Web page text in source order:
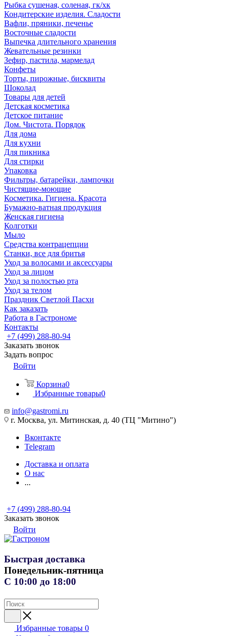
Рыбка сушеная, соленая, гк/хк
Кондитерские изделия. Сладости
Вафли, пряники, печенье
Восточные сладости
Выпечка длительного хранения
Жевательные резинки
Зефир, пастила, мармелад
Конфеты
Торты, пирожные, бисквиты
Шоколад
Товары для детей
Детская косметика
Детское питание
Дом. Чистота. Порядок
Для дома
Для кухни
Для пикника
Для стирки
Упаковка
Фильтры, батарейки, лампочки
Чистящие-моющие
Косметика. Гигиена. Красота
Бумажно-ватная продукция
Женская гигиена
Колготки
Мыло
Средства контрацепции
Станки, все для бритья
Уход за волосами и аксессуары
Уход за лицом
Уход за полостью рта
Уход за телом
Праздник Светлой Пасхи
Как заказать
Работа в Гастрономе
Контакты
+7 (499) 288-80-94
Заказать звонок
Задать вопрос
Войти
Корзина0
Избранные товары0
info@gastromi.ru
г. Москва, ул. Митинская, д. 40 (ТЦ "Митино")
Вконтакте
Telegram
Доставка и оплата
О нас
...
+7 (499) 288-80-94
Заказать звонок
Войти
Быстрая доставка
Понедельник-пятница
С 10:00 до 18:00
Избранные товары 0